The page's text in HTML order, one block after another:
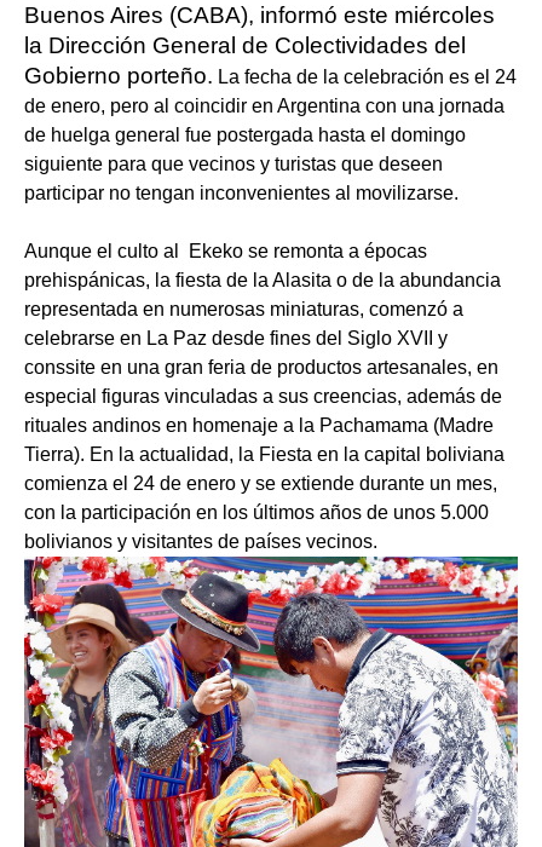
Buenos Aires (CABA), informó este miércoles
la Dirección General de Colectividades del
Gobierno porteño. La fecha de la celebración es el 24
de enero, pero al coincidir en Argentina con una jornada
de huelga general fue postergada hasta el domingo
siguiente para que vecinos y turistas que deseen
participar no tengan inconvenientes al movilizarse.
Aunque el culto al Ekeko se remonta a épocas
prehispánicas, la fiesta de la Alasita o de la abundancia
representada en numerosas miniaturas, comenzó a
celebrarse en La Paz desde fines del Siglo XVII y
conssite en una gran feria de productos artesanales, en
especial figuras vinculadas a sus creencias, además de
rituales andinos en homenaje a la Pachamama (Madre
Tierra). En la actualidad, la Fiesta en la capital boliviana
comienza el 24 de enero y se extiende durante un mes,
con la participación en los últimos años de unos 5.000
bolivianos y visitantes de países vecinos.